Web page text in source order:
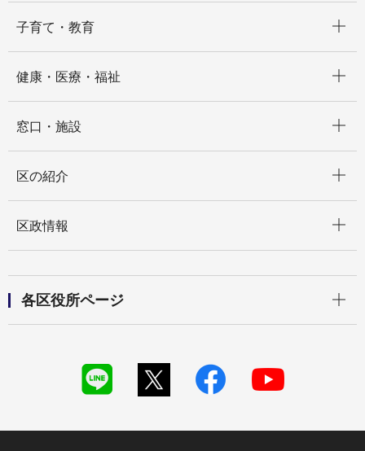
子育て・教育
健康・医療・福祉
窓口・施設
区の紹介
区政情報
各区役所ページ